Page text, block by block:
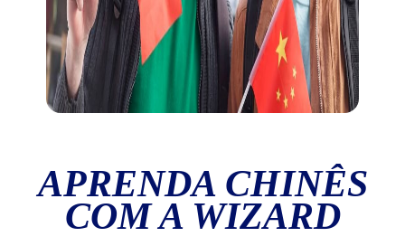
APRENDA CHINÊS
COM A WIZARD